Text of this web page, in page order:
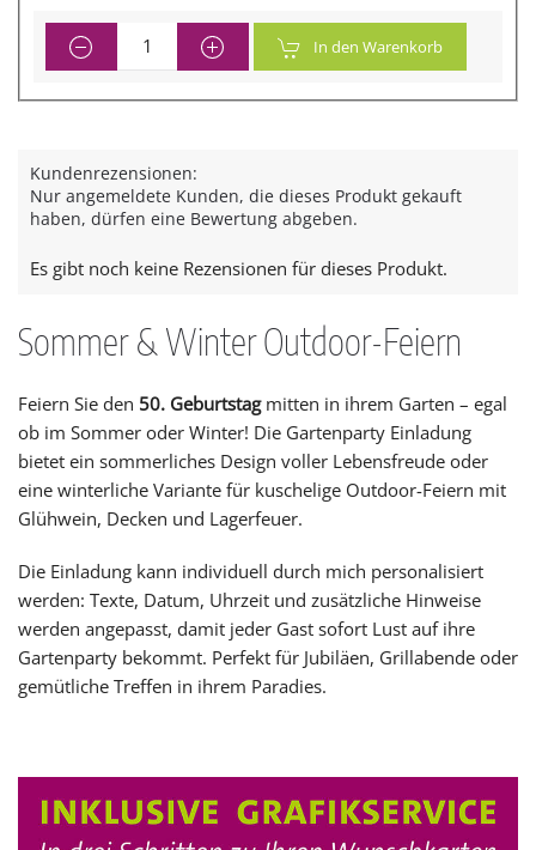
In den Warenkorb
Kundenrezensionen:
Nur angemeldete Kunden, die dieses Produkt gekauft
haben, dürfen eine Bewertung abgeben.
Es gibt noch keine Rezensionen für dieses Produkt.
Sommer & Winter Outdoor-Feiern
Feiern Sie den 50. Geburtstagmitten in ihrem Garten – egal
ob im Sommer oder Winter! Die Gartenparty Einladung
bietet ein sommerliches Design voller Lebensfreude oder
eine winterliche Variante für kuschelige Outdoor-Feiern mit
Glühwein, Decken und Lagerfeuer.
Die Einladung kann individuell durch mich personalisiert
werden: Texte, Datum, Uhrzeit und zusätzliche Hinweise
werden angepasst, damit jeder Gast sofort Lust auf ihre
Gartenparty bekommt. Perfekt für Jubiläen, Grillabende oder
gemütliche Treffen in ihrem Paradies.